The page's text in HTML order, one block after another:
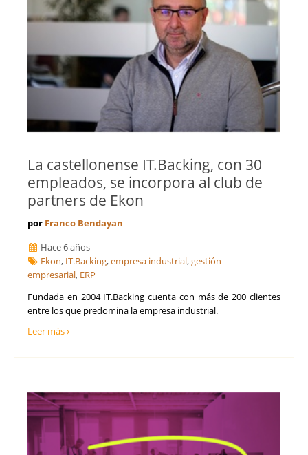
La castellonense IT.Backing, con 30
empleados, se incorpora al club de
partners de Ekon
por Franco Bendayan
Hace 6 años
Ekon, IT.Backing,empresa industrial,gestión
empresarial, ERP
Fundada en 2004 IT.Backing cuenta con más de 200 clientes
entre los que predomina la empresa industrial.
Leer más